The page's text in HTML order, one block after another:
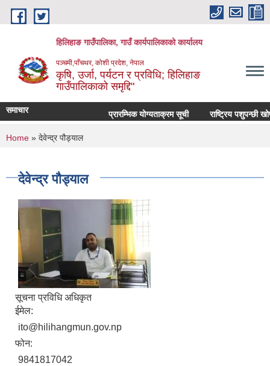
Skip to main content
हिलिहाङ गाउँपालिका, गाउँ कार्यपालिकाको कार्यालय
पञ्चमी,पाँचथर, कोशी प्रदेश, नेपाल
कृषि, उर्जा, पर्यटन र प्रविधि; हिलिहाङ
गाउँपालिकाको समृद्दि"
समाचार प्रारम्भिक योग्यताक्रम सूची राष्ट्रिय पशुपन्छी
You are here
Home » देवेन्द्र पौड्याल
देवेन्द्र पौड्याल
सूचना प्रविधि अधिकृत
ईमेल:
ito@hilihangmun.gov.np
फोन:
9841817042